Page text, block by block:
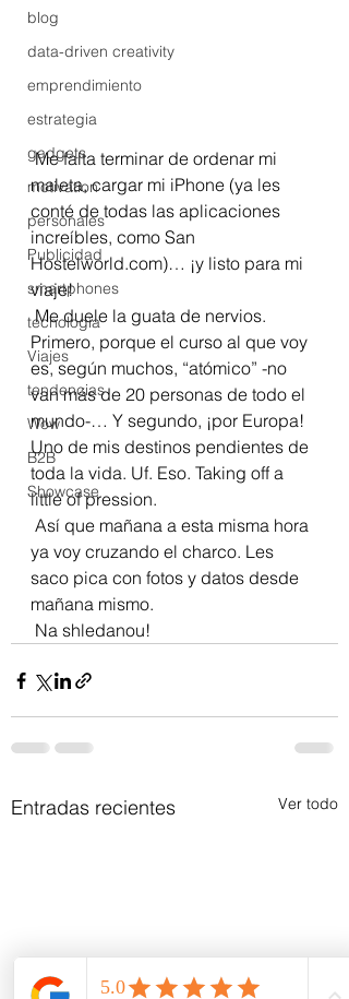
blog
data-driven creativity
emprendimiento
estrategia
gadgets
motivation
personales
Publicidad
smartphones
tecnología
Viajes
tendencias
Wow
B2B
Showcase
Me falta terminar de ordenar mi
maleta, cargar mi iPhone (ya les
conté de todas las aplicaciones
increíbles, como San
Hostelworld.com)… ¡y listo para mi
viaje!
Me duele la guata de nervios.
Primero, porque el curso al que voy
es, según muchos, “atómico” -no
van más de 20 personas de todo el
mundo-… Y segundo, ¡por Europa!
Uno de mis destinos pendientes de
toda la vida. Uf. Eso. Taking off a
little of pression.
ya voy cruzando el charco. Les
saco pica con fotos y datos desde
mañana mismo.
Na shledanou!
Entradas recientes Ver todo